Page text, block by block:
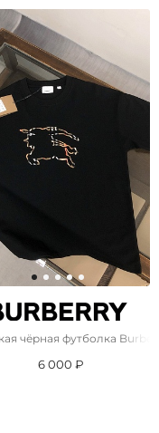
чёрная футболка
6 000 ₽